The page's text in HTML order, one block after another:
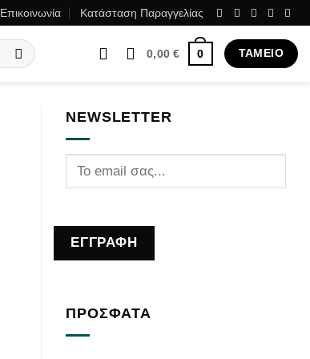
Επικοινωνία Κατάσταση Παραγγελίας
0,00€ 0 ΤΑΜΕΊΟ
NEWSLETTER
ΠΡΟΣΦΑΤΑ